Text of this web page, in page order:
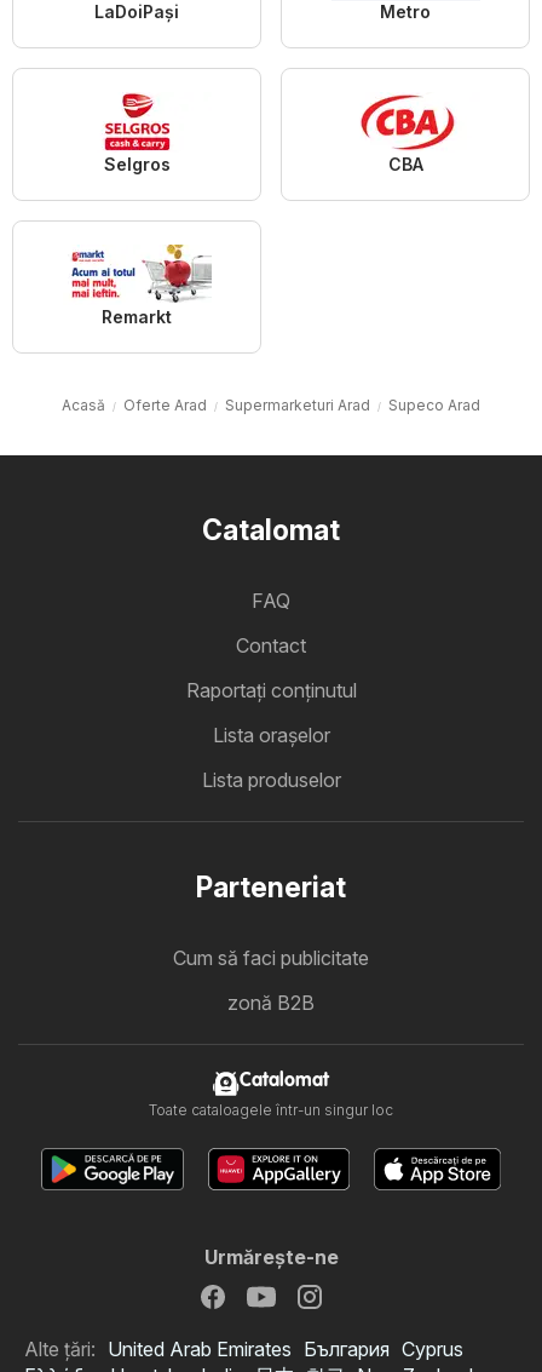
LaDoiPași Metro
Selgros CBA
Remarkt
Acasă Oferte Arad Supermarketuri Arad Supeco Arad
Catalomat
FAQ
Contact
Raportați conținutul
Lista oraşelor
Lista produselor
Parteneriat
Cum să faci publicitate
zonă B2B
Catalomat
Toate cataloagele într-un singur loc
Urmăreşte-ne
Alte țări: United Arab Emirates България Cyprus